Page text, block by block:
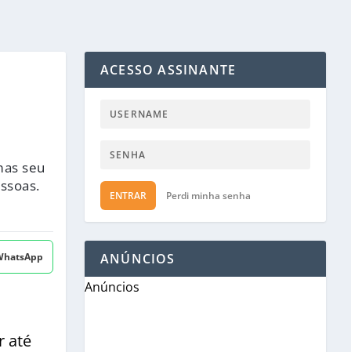
seu
até
ACESSO ASSINANTE
ENTRAR Perdi minha senha
ANÚNCIOS
Anúncios